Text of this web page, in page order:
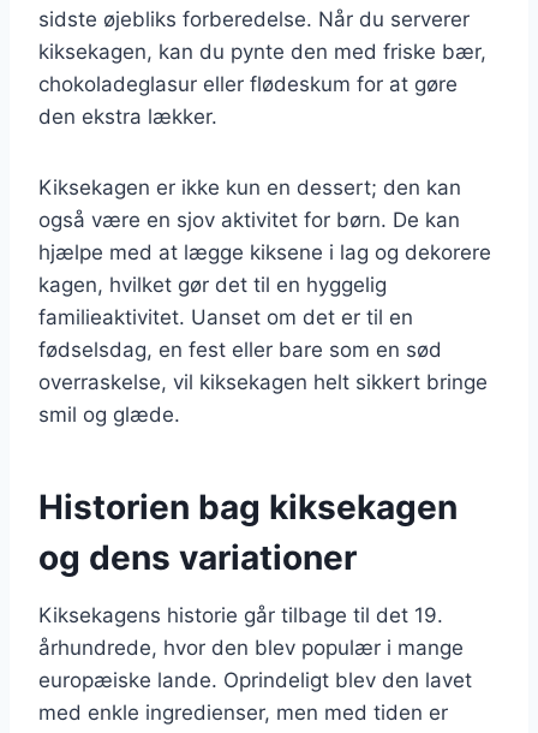
sidste øjebliks forberedelse. Når du serverer
kiksekagen, kan du pynte den med friske bær,
chokoladeglasur eller flødeskum for at gøre
den ekstra lækker.
Kiksekagen er ikke kun en dessert; den kan
også være en sjov aktivitet for børn. De kan
hjælpe med at lægge kiksene i lag og dekorere
kagen, hvilket gør det til en hyggelig
familieaktivitet. Uanset om det er til en
fødselsdag, en fest eller bare som en sød
overraskelse, vil kiksekagen helt sikkert bringe
smil og glæde.
Historien bag kiksekagen
og dens variationer
Kiksekagens historie går tilbage til det 19.
århundrede, hvor den blev populær i mange
europæiske lande. Oprindeligt blev den lavet
med enkle ingredienser, men med tiden er